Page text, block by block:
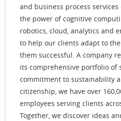
and business process services
the power of cognitive
robotics, cloud, analytics and
to help our clients adapt to
them successful. A company
its comprehensive portfolio of
commitment to sustainability
citizenship, we have over
employees serving clients
Together, we discover ideas